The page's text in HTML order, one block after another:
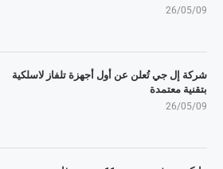
26/05/09
شركة إل جي تُعلن عن أول أجهزة تلفاز لاسلكية
بتقنية معتمدة
26/05/09